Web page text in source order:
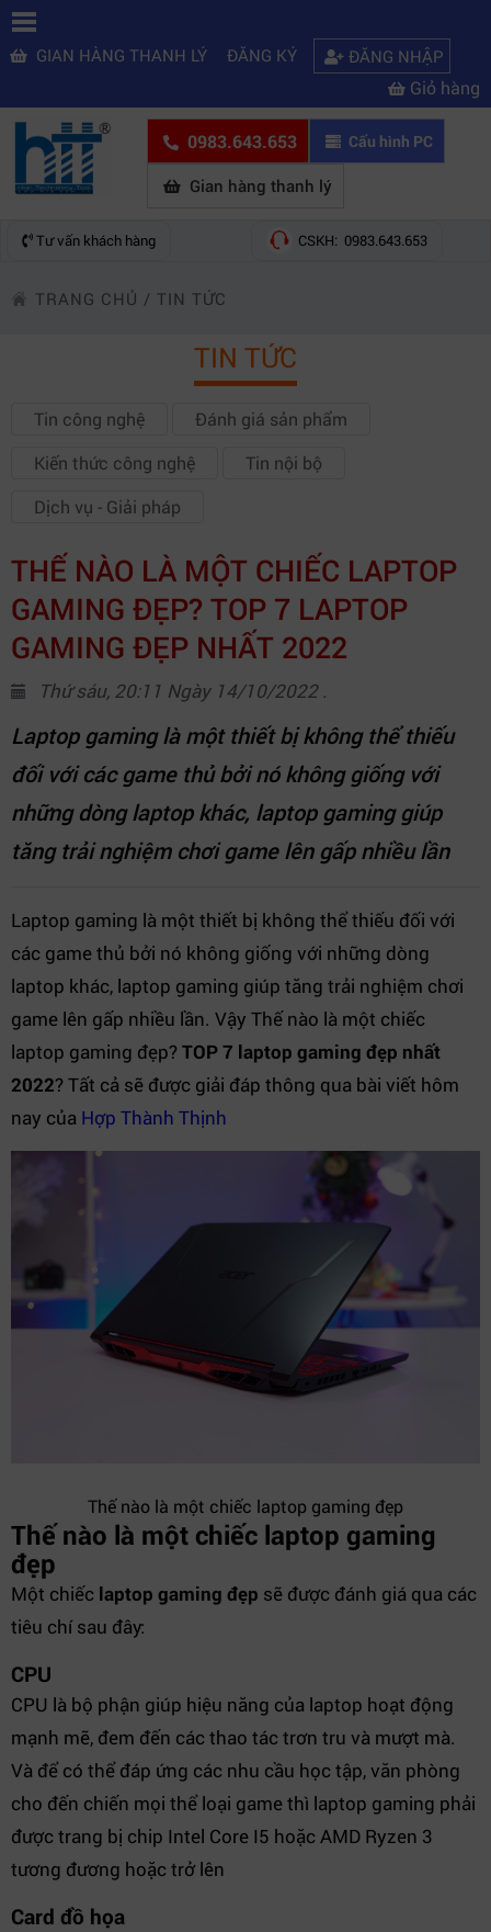
GIAN HÀNG THANH LÝ ĐĂNG KÝ ĐĂNG NHẬP
Giỏ hàng
0983.643.653 Cấu hình PC
Gian hàng thanh lý
Tư vấn khách hàng CSKH: 0983.643.653
TRANG CHỦ / TIN TỨC
TIN TỨC
Tin công nghệ
Đánh giá sản phẩm
Kiến thức công nghệ
Tin nội bộ
Dịch vụ - Giải pháp
THẾ NÀO LÀ MỘT CHIẾC LAPTOP
GAMING ĐẸP? TOP 7 LAPTOP
GAMING ĐẸP NHẤT 2022
Thứ sáu, 20:11 Ngày 14/10/2022 .
Laptop gaming là một thiết bị không thể thiếu
đối với các game thủ bởi nó không giống với
những dòng laptop khác, laptop gaming giúp
tăng trải nghiệm chơi game lên gấp nhiều lần
Laptop gaming là một thiết bị không thể thiếu đối với
các game thủ bởi nó không giống với những dòng
laptop khác, laptop gaming giúp tăng trải nghiệm chơi
game lên gấp nhiều lần. Vậy Thế nào là một chiếc
laptop gaming đẹp? TOP 7 laptop gaming đẹp nhất
2022? Tất cả sẽ được giải đáp thông qua bài viết hôm
nay của Hợp Thành Thịnh
Thế nào là một chiếc laptop gaming đẹp
Thế nào là một chiếc laptop gaming
đẹp
Một chiếc laptop gaming đẹp sẽ được đánh giá qua các
tiêu chí sau đây:
CPU
CPU là bộ phận giúp hiệu năng của laptop hoạt động
mạnh mẽ, đem đến các thao tác trơn tru và mượt mà.
Và để có thể đáp ứng các nhu cầu học tập, văn phòng
cho đến chiến mọi thể loại game thì laptop gaming phải
được trang bị chip Intel Core I5 hoặc AMD Ryzen 3
tương đương hoặc trở lên
Card đồ họa